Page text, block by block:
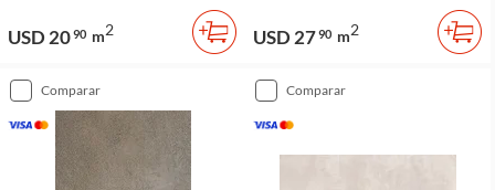
USD 2090 m2 USD 2790 m2
comparar comparar